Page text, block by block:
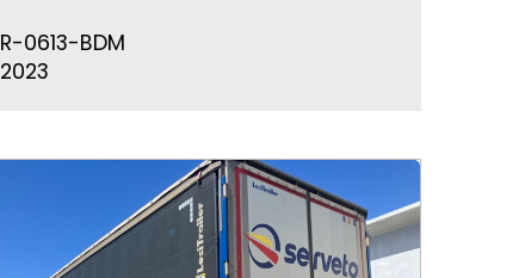
R-0613-BDM
2023